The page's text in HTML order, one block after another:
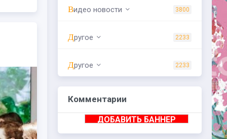
Видео новости 3800
Другое 2233
Другое 2233
Комментарии
ДОБАВИТЬ БАННЕР